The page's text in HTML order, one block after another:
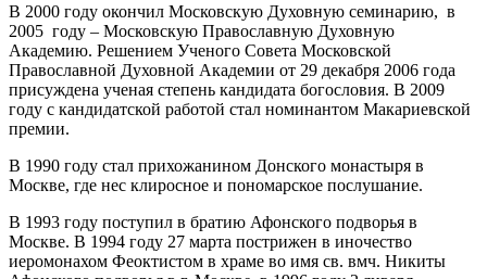
В 2000 году окончил Московскую Духовную семинарию, в
2005 году – Московскую Православную Духовную
Академию. Решением Ученого Совета Московской
Православной Духовной Академии от 29 декабря 2006 года
присуждена ученая степень кандидата богословия. В 2009
году с кандидатской работой стал номинантом Макариевской
премии.
В 1990 году стал прихожанином Донского монастыря в
Москве, где нес клиросное и пономарское послушание.
В 1993 году поступил в братию Афонского подворья в
Москве. В 1994 году 27 марта пострижен в иночество
иеромонахом Феоктистом в храме во имя св. вмч. Никиты